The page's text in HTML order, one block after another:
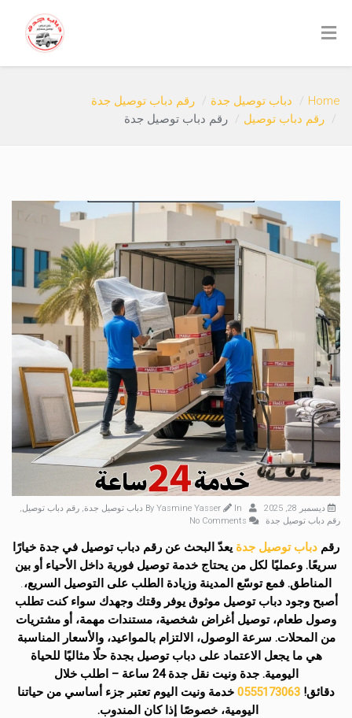
Home دباب توصيل جدة
رقم دباب توصيل جدة
رقم دباب توصيل
رقم دباب توصيل جدة
ديسمبر 28, 2025 Yasmine Yasser In دباب توصيل جدة, رقم دباب توصيل,
رقم دباب توصيل جدة
رقم دباب توصيل جدة يعدّ البحث عن رقم دباب توصيل في جدة خيارًا
سريعًا. وعمليًا لكل من يحتاج خدمة توصيل فورية داخل الأحياء أو بين
المناطق. فمع توسّع المدينة وزيادة الطلب على التوصيل السريع،.
أصبح وجود دباب توصيل موثوق يوفر وقتك وجهدك سواء كنت تطلب
وصول طعام، توصيل أغراض شخصية، مستندات مهمة، أو مشتريات
من المحلات. سرعة الوصول، الالتزام بالمواعيد، والأسعار المناسبة
هي ما يجعل الاعتماد على دباب توصيل بجدة حلًا مثاليًا للحياة
اليومية. جدة ونيت نقل جدة 24 ساعة – اطلب خلال
دقائق! 0555173063 خدمة ونيت اليوم تعتبر جزء أساسي من حياتنا
اليومية، خصوصًا إذا كان المندوب.